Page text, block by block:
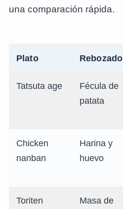
una comparación rápida.
Plato Rebozado
Tatsuta age
Fécula de
patata
Chicken
nanban
Harina y
huevo
Toriten
Masa de